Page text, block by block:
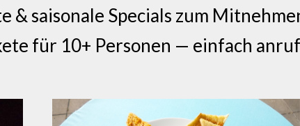
& saisonale Specials zum
für 10+ Personen — einfach